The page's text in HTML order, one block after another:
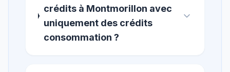
crédits à Montmorillon avec
uniquement des crédits
consommation ?